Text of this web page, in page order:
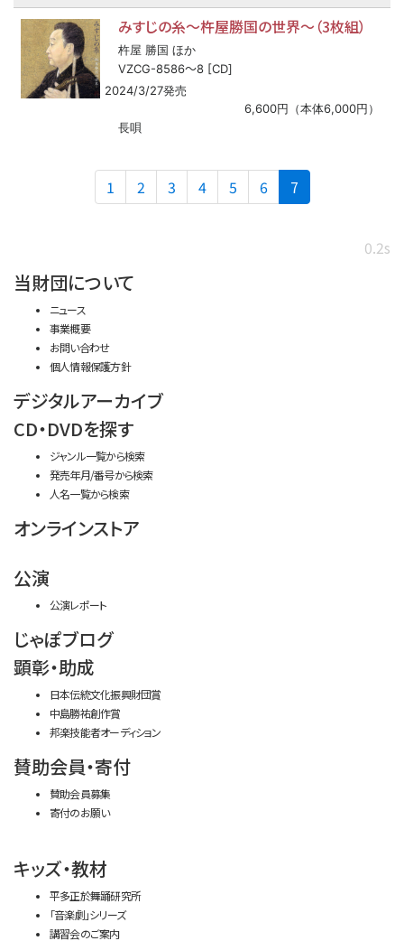
みすじの糸～杵屋勝国の世界～（3枚組）
杵屋 勝国 ほか
VZCG-8586〜8 [CD]
2024/3/27発売
6,600円（本体6,000円）
長唄
1 2 3 4 5 6 7(current)
0.2s
当財団について
ニュース
事業概要
お問い合わせ
個人情報保護方針
デジタルアーカイブ
CD・DVDを探す
ジャンル一覧から検索
発売年月/番号から検索
人名一覧から検索
オンラインストア
公演
公演レポート
じゃぽブログ
顕彰・助成
日本伝統文化振興財団賞
中島勝祐創作賞
邦楽技能者オーディション
賛助会員・寄付
賛助会員募集
寄付のお願い
キッズ・教材
平多正於舞踊研究所
「音楽劇」シリーズ
講習会のご案内